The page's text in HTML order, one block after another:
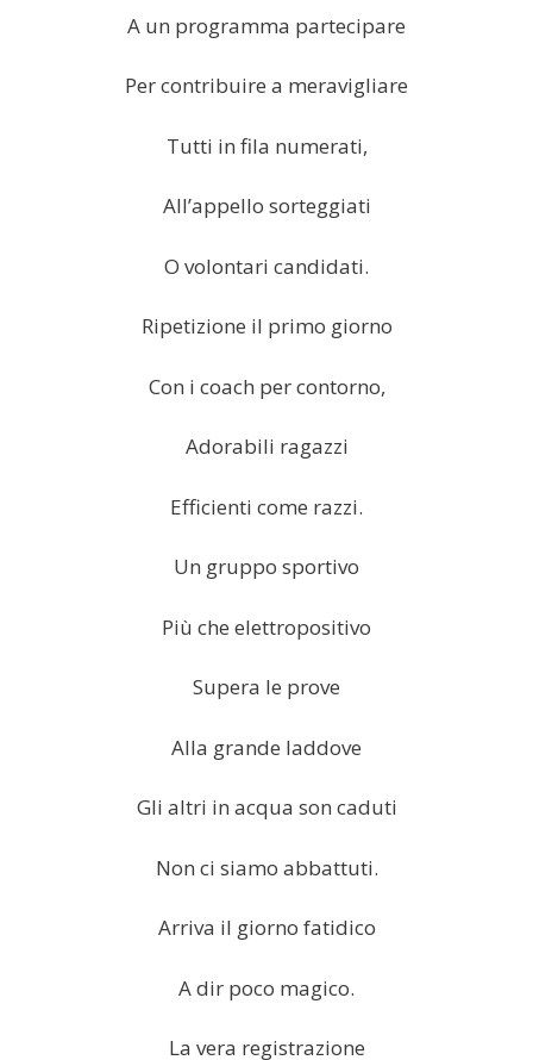
A un programma partecipare
Per contribuire a meravigliare
Tutti in fila numerati,
All’appello sorteggiati
O volontari candidati.
Ripetizione il primo giorno
Con i coach per contorno,
Adorabili ragazzi
Efficienti come razzi.
Un gruppo sportivo
Più che elettropositivo
Supera le prove
Alla grande laddove
Gli altri in acqua son caduti
Non ci siamo abbattuti.
Arriva il giorno fatidico
A dir poco magico.
La vera registrazione